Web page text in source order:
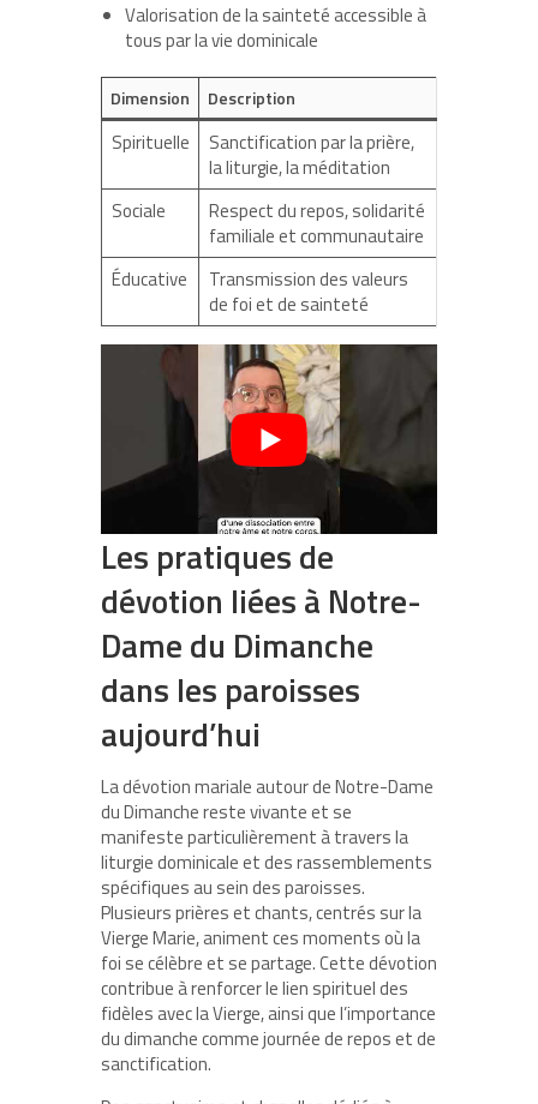
Valorisation de la sainteté accessible à
tous par la vie dominicale
Dimension Description
Spirituelle
Sanctification par la prière,
la liturgie, la méditation
Sociale
Respect du repos, solidarité
familiale et communautaire
Éducative
Transmission des valeurs
de foi et de sainteté
Les pratiques de
dévotion liées à Notre-
Dame du Dimanche
dans les paroisses
aujourd’hui
La dévotion mariale autour de Notre-Dame
du Dimanche reste vivante et se
manifeste particulièrement à travers la
liturgie dominicale et des rassemblements
spécifiques au sein des paroisses.
Plusieurs prières et chants, centrés sur la
Vierge Marie, animent ces moments où la
foi se célèbre et se partage. Cette dévotion
contribue à renforcer le lien spirituel des
fidèles avec la Vierge, ainsi que l’importance
du dimanche comme journée de repos et de
sanctification.